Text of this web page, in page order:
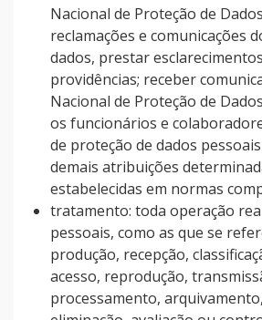
Nacional de Proteção de
reclamações e comunicações
dados, prestar
providências; receber
Nacional de Proteção de
os funcionários e
de proteção de dados
demais atribuições
estabelecidas em normas
tratamento: toda operação
pessoais, como as que se
produção, recepção,
acesso, reprodução,
processamento,